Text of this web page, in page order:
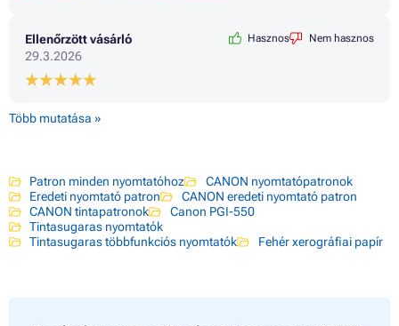
Ellenőrzött vásárló
29.3.2026
Hasznos Nem hasznos
Több mutatása »
Patron minden nyomtatóhoz
CANON nyomtatópatronok
Eredeti nyomtató patron
CANON eredeti nyomtató patron
CANON tintapatronok
Canon PGI-550
Tintasugaras nyomtatók
Tintasugaras többfunkciós nyomtatók
Fehér xerográfiai papír